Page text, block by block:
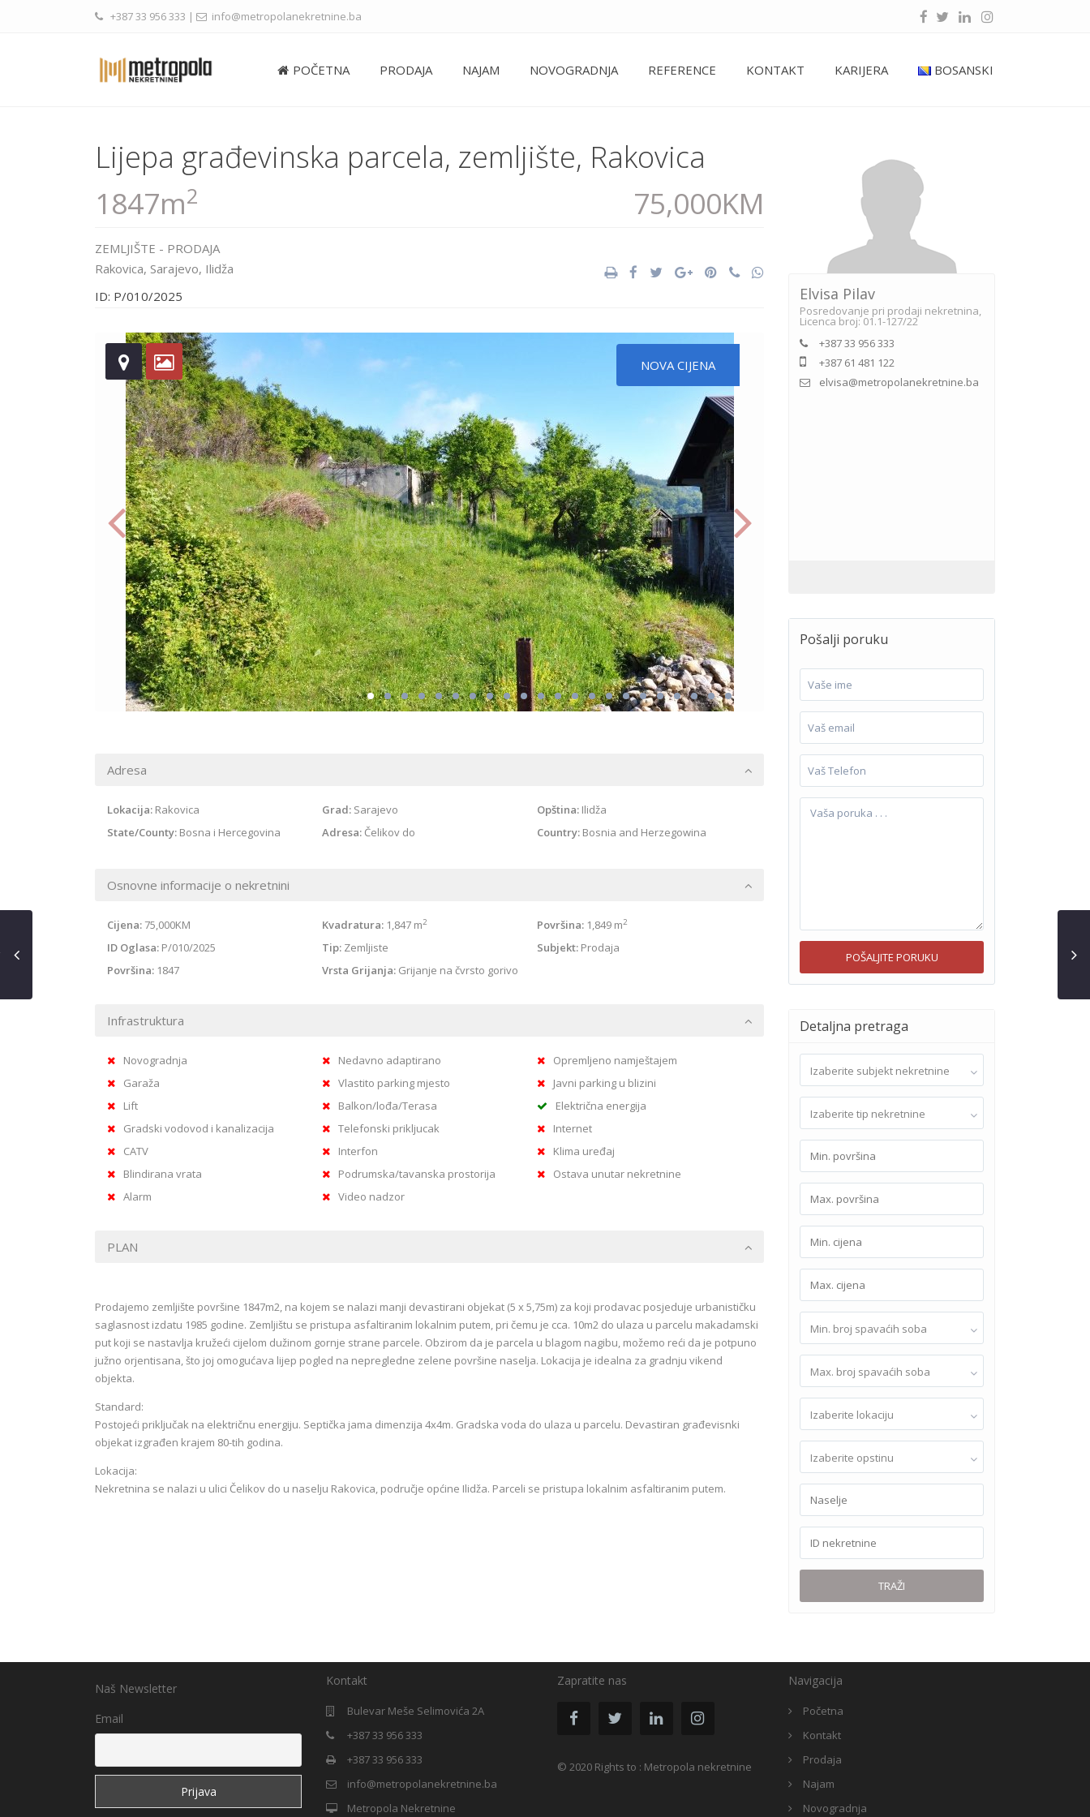
+387 33 956 333 | info@metropolanekretnine.ba
POČETNA PRODAJA NAJAM NOVOGRADNJA REFERENCE KONTAKT KARIJERA BOSANSKI
Lijepa građevinska parcela, zemljište, Rakovica
1847m2 75,000KM
ZEMLJIŠTE - PRODAJA
Rakovica, Sarajevo, Ilidža
ID: P/010/2025
NOVA CIJENA
Adresa
Lokacija: Rakovica Grad: Sarajevo Opština: Ilidža
State/County: Bosna i Hercegovina Adresa:Čelikov do Country:Bosnia and Herzegowina
Osnovne informacije o nekretnini
Cijena: 75,000KM Kvadratura:1,847 m2 Površina:1,849 m2
ID Oglasa: P/010/2025 Tip:Zemljiste Subjekt:Prodaja
Površina: 1847 Vrsta Grijanja:Grijanje na čvrsto gorivo
Infrastruktura
Novogradnja Nedavno adaptirano
Opremljeno namještajem
Garaža
Vlastito parking mjesto
Javni parking u blizini
Lift
Balkon/lođa/Terasa
Električna energija
Gradski vodovod i kanalizacija
Telefonski prikljucak
Internet
CATV
Interfon
Klima uređaj
Blindirana vrata
Podrumska/tavanska prostorija
Ostava unutar nekretnine
Alarm
Video nadzor
PLAN
Prodajemo zemljište površine 1847m2, na kojem se nalazi manji devastirani objekat (5 x 5,75m) za koji prodavac posjeduje urbanističku
saglasnost izdatu 1985 godine. Zemljištu se pristupa asfaltiranim lokalnim putem, pri čemu je cca. 10m2 do ulaza u parcelu makadamski
put koji se nastavlja kružeći cijelom dužinom gornje strane parcele. Obzirom da je parcela u blagom nagibu, možemo reći da je potpuno
južno orjentisana, što joj omogućava lijep pogled na nepregledne zelene površine naselja. Lokacija je idealna za gradnju vikend
objekta.
Standard:
Postojeći priključak na električnu energiju. Septička jama dimenzija 4x4m. Gradska voda do ulaza u parcelu. Devastiran građevisnki
objekat izgrađen krajem 80-tih godina.
Lokacija:
Nekretnina se nalazi u ulici Čelikov do u naselju Rakovica, područje općine Ilidža. Parceli se pristupa lokalnim asfaltiranim putem.
Elvisa Pilav
Posredovanje pri prodaji nekretnina,
Licenca broj: 01.1-127/22
+387 33 956 333
+387 61 481 122
elvisa@metropolanekretnine.ba
Pošalji poruku
Detaljna pretraga
Izaberite subjekt nekretnine
Izaberite tip nekretnine
Min. broj spavaćih soba
Max. broj spavaćih soba
Izaberite lokaciju
Izaberite opstinu
TRAŽI
Naš Newsletter
Email
Kontakt
Bulevar Meše Selimovića 2A
+387 33 956 333
+387 33 956 333
info@metropolanekretnine.ba
Metropola Nekretnine
Zapratite nas
© 2020 Rights to : Metropola nekretnine
Navigacija
Početna
Kontakt
Prodaja
Najam
Novogradnja